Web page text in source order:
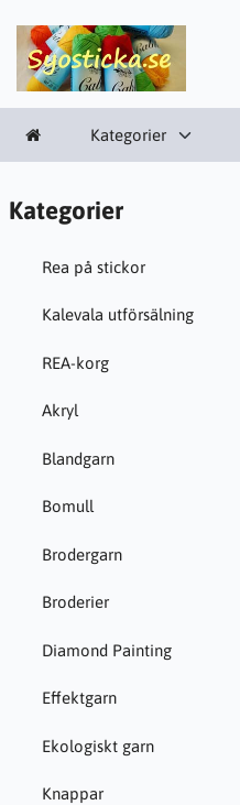
Kategorier
Kategorier
Rea på stickor
Kalevala utförsälning
REA-korg
Akryl
Blandgarn
Bomull
Brodergarn
Broderier
Diamond Painting
Effektgarn
Ekologiskt garn
Knappar